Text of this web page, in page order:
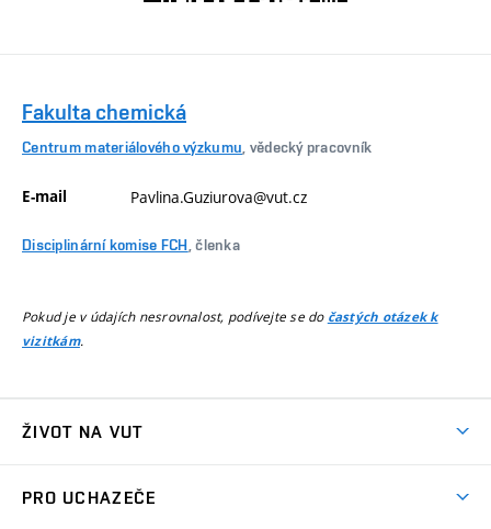
Fakulta chemická
Centrum materiálového výzkumu, vědecký pracovník
E-mail Pavlina.Guziurova@vut.cz
Disciplinární komise FCH, členka
Pokud je v údajích nesrovnalost, podívejte se do častých otázek k
vizitkám.
ŽIVOT NA VUT
PRO UCHAZEČE